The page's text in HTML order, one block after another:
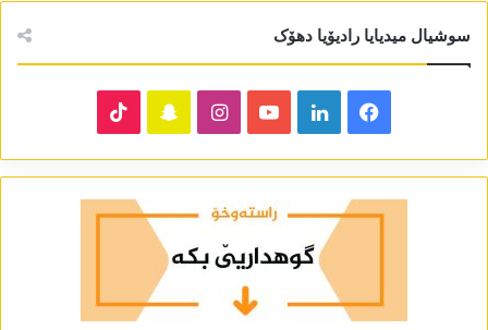
سوشیال میدیایا رادیۆیا دھۆک
Facebook
LinkedIn
YouTube
Instagram
Snapchat